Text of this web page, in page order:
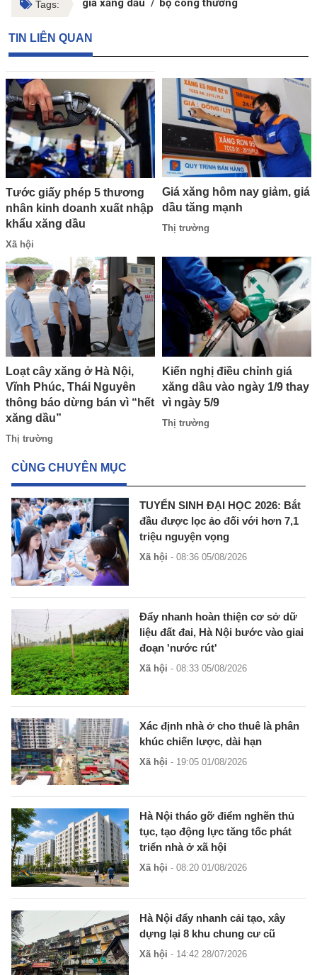
Tags:
TIN LIÊN QUAN
Tước giấy phép 5 thương
nhân kinh doanh xuất nhập
khẩu xăng dầu
Xã hội
Giá xăng hôm nay giảm, giá
dầu tăng mạnh
Thị trường
Loạt cây xăng ở Hà Nội,
Vĩnh Phúc, Thái Nguyên
thông báo dừng bán vì “hết
xăng dầu”
Thị trường
Kiến nghị điều chỉnh giá
xăng dầu vào ngày 1/9 thay
vì ngày 5/9
Thị trường
CÙNG CHUYÊN MỤC
TUYỂN SINH ĐẠI HỌC 2026: Bắt
đầu được lọc ảo đối với hơn 7,1
triệu nguyện vọng
Xã hội - 08:36 05/08/2026
Đẩy nhanh hoàn thiện cơ sở dữ
liệu đất đai, Hà Nội bước vào giai
đoạn 'nước rút'
Xã hội - 08:33 05/08/2026
Xác định nhà ở cho thuê là phân
khúc chiến lược, dài hạn
Xã hội - 19:05 01/08/2026
Hà Nội tháo gỡ điểm nghẽn thủ
tục, tạo động lực tăng tốc phát
triển nhà ở xã hội
Xã hội - 08:20 01/08/2026
Hà Nội đẩy nhanh cải tạo, xây
dựng lại 8 khu chung cư cũ
Xã hội - 14:42 28/07/2026